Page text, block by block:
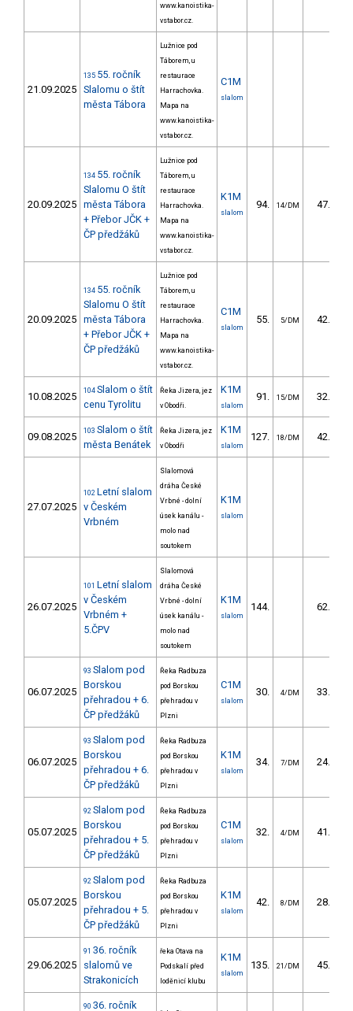
www.kanoistika-
vstabor.cz.
21.09.2025
135 55. ročník
Slalomu o štít
města Tábora
Lužnice pod
Táborem, u
restaurace
Harrachovka.
Mapa na
www.kanoistika-
vstabor.cz.
C1M
slalom
20.09.2025
134 55. ročník
Slalomu O štít
města Tábora
+ Přebor JČK +
ČP předžáků
Lužnice pod
Táborem, u
restaurace
Harrachovka.
Mapa na
www.kanoistika-
vstabor.cz.
K1M
slalom
94. 14/DM 47.37
20.09.2025
134 55. ročník
Slalomu O štít
města Tábora
+ Přebor JČK +
ČP předžáků
Lužnice pod
Táborem, u
restaurace
Harrachovka.
Mapa na
www.kanoistika-
vstabor.cz.
C1M
slalom
55. 5/DM 42.84
10.08.2025 104 Slalom o štít
cenu Tyrolitu
Řeka Jizera, jez
v Obodři.
K1M
slalom
91. 15/DM 32.72
09.08.2025 103 Slalom o štít
města Benátek
Řeka Jizera, jez
v Obodři
K1M
slalom
127. 18/DM 42.82
27.07.2025
102 Letní slalom
v Českém
Vrbném
Slalomová
dráha České
Vrbné - dolní
úsek kanálu -
molo nad
soutokem
K1M
slalom
26.07.2025
101 Letní slalom
v Českém
Vrbném +
5.ČPV
Slalomová
dráha České
Vrbné - dolní
úsek kanálu -
molo nad
soutokem
K1M
slalom
144. 62.40
06.07.2025
93 Slalom pod
Borskou
přehradou + 6.
ČP předžáků
Řeka Radbuza
pod Borskou
přehradou v
Plzni
C1M
slalom
30. 4/DM 33.55
06.07.2025
93 Slalom pod
Borskou
přehradou + 6.
ČP předžáků
Řeka Radbuza
pod Borskou
přehradou v
Plzni
K1M
slalom
34. 7/DM 24.11
05.07.2025
92 Slalom pod
Borskou
přehradou + 5.
ČP předžáků
Řeka Radbuza
pod Borskou
přehradou v
Plzni
C1M
slalom
32. 4/DM 41.80
05.07.2025
92 Slalom pod
Borskou
přehradou + 5.
ČP předžáků
Řeka Radbuza
pod Borskou
přehradou v
Plzni
K1M
slalom
42. 8/DM 28.50
29.06.2025
91 36. ročník
slalomů ve
Strakonicích
řeka Otava na
Podskalí před
loděnicí klubu
K1M
slalom
135. 21/DM 45.41
90 36. ročník